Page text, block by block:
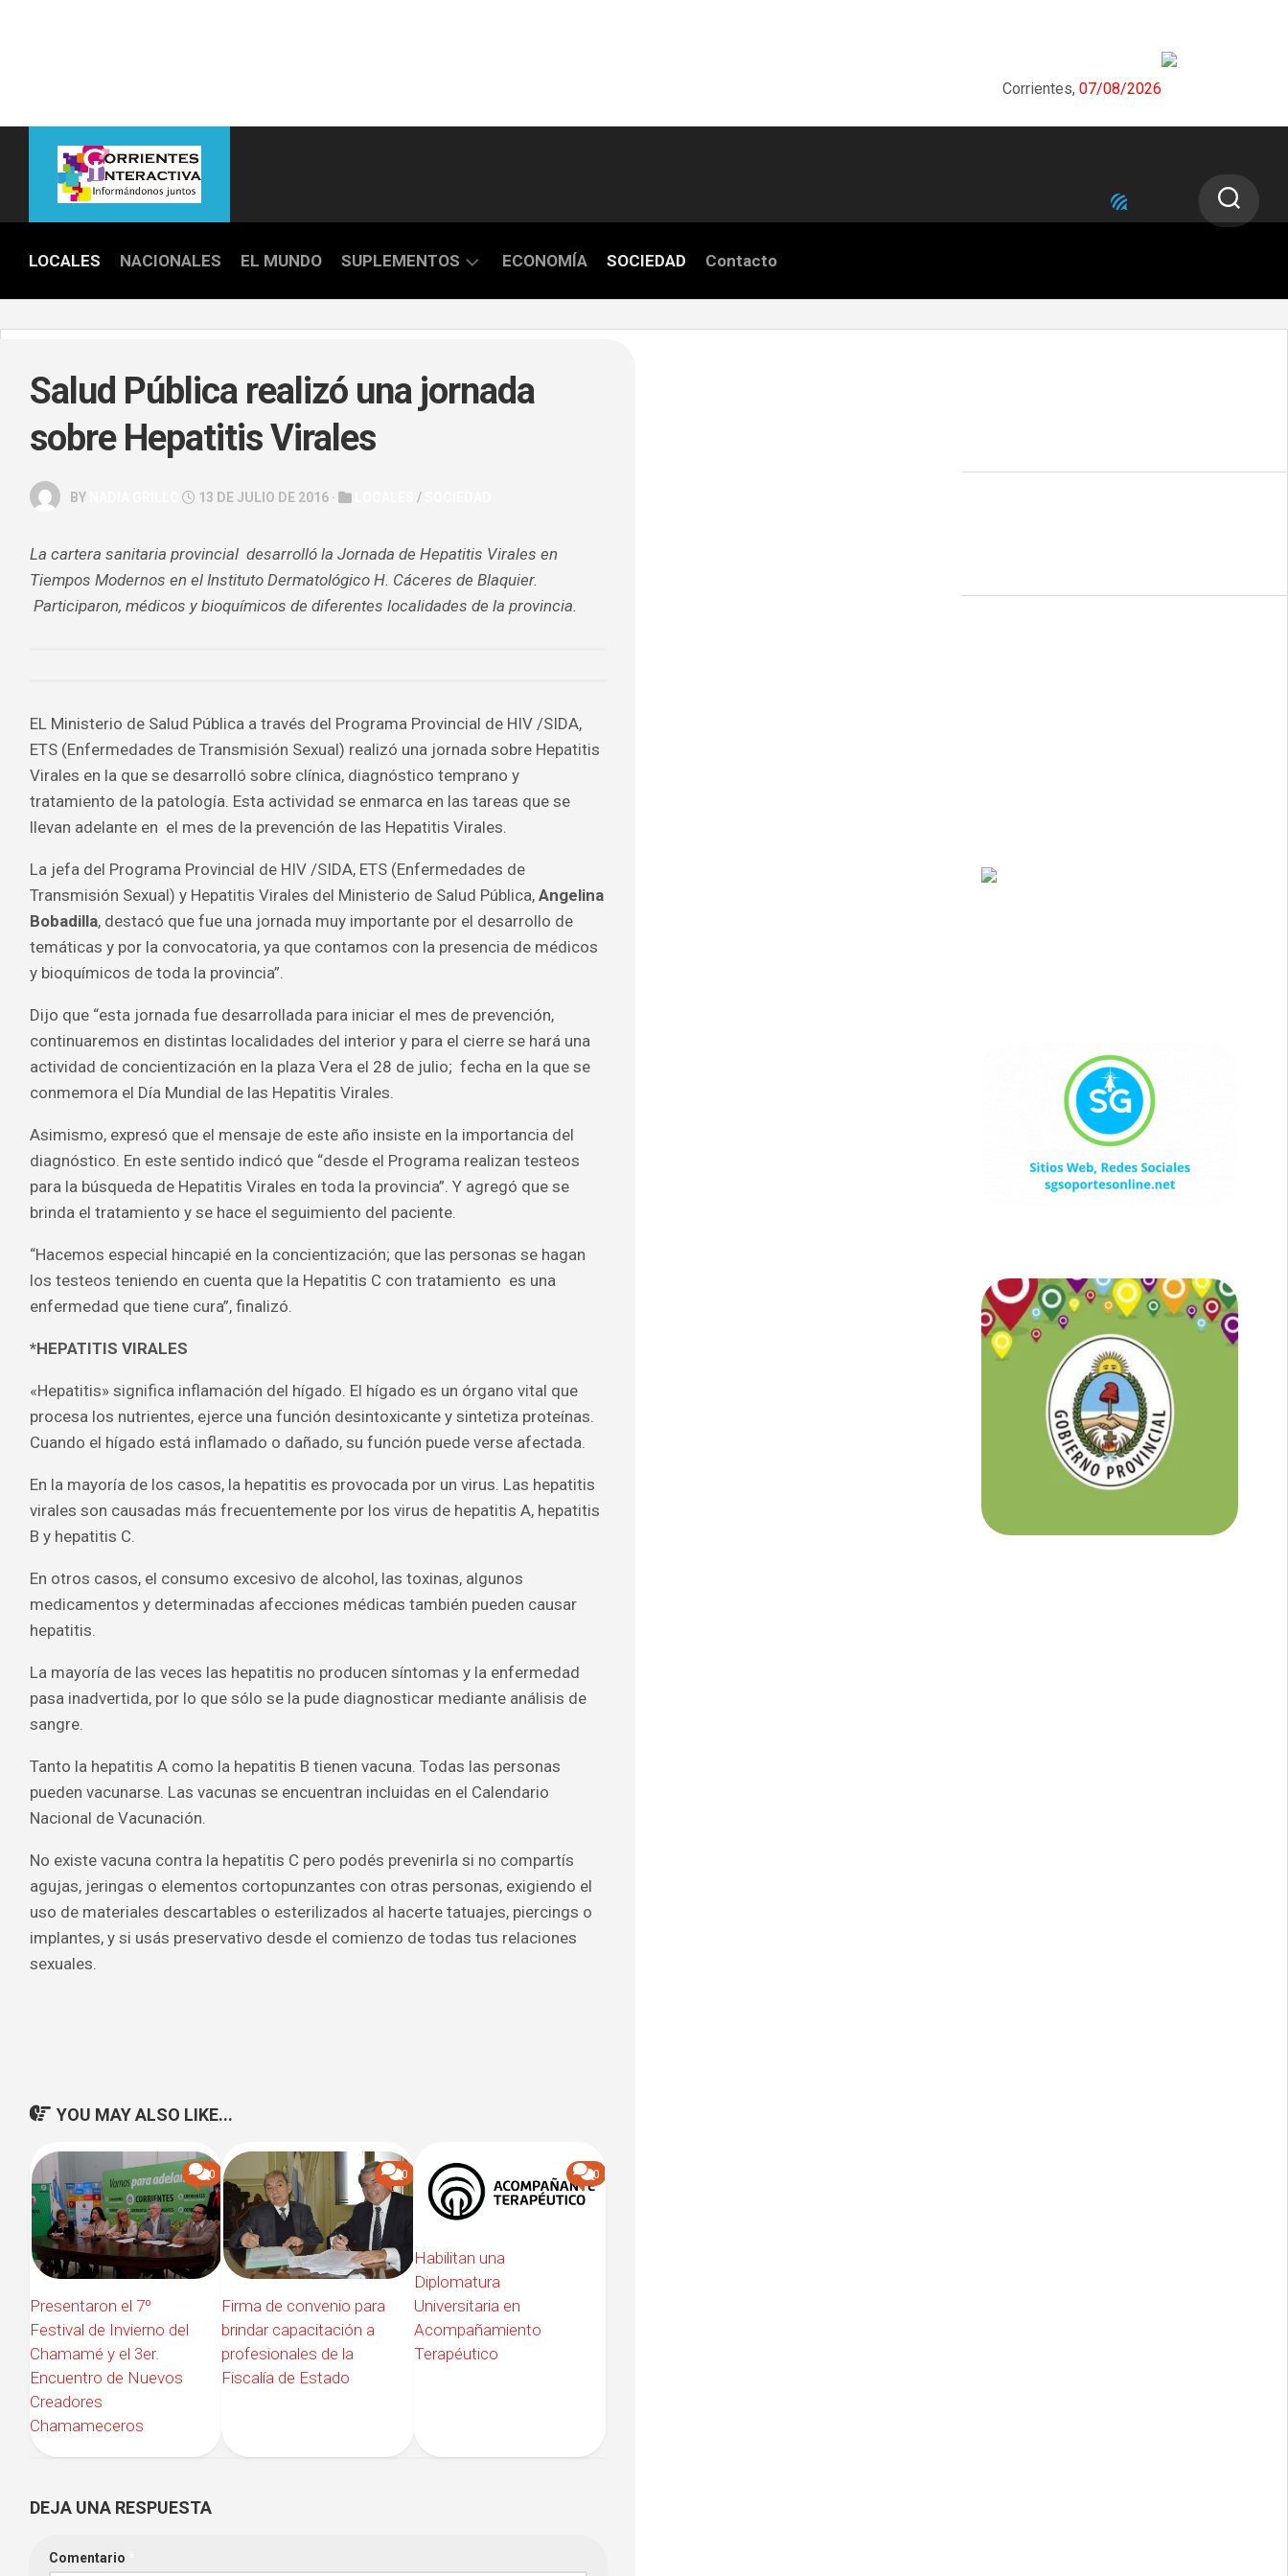
Corrientes, 07/08/2026
LOCALES NACIONALES EL MUNDO SUPLEMENTOS
DEPORTES
GALERÍA
HOROSCOPO
SALUD
ECONOMÍA SOCIEDAD Contacto
Salud Pública realizó una jornada
sobre Hepatitis Virales
BY 13 DE JULIO DE 2016 · /
La cartera sanitaria provincial desarrolló la Jornada de Hepatitis Virales en
Tiempos Modernos en el Instituto Dermatológico H. Cáceres de Blaquier.
Participaron, médicos y bioquímicos de diferentes localidades de la provincia.
EL Ministerio de Salud Pública a través del Programa Provincial de HIV /SIDA,
ETS (Enfermedades de Transmisión Sexual) realizó una jornada sobre Hepatitis
Virales en la que se desarrolló sobre clínica, diagnóstico temprano y
tratamiento de la patología. Esta actividad se enmarca en las tareas que se
llevan adelante en el mes de la prevención de las Hepatitis Virales.
La jefa del Programa Provincial de HIV /SIDA, ETS (Enfermedades de
Transmisión Sexual) y Hepatitis Virales del Ministerio de Salud Pública, Angelina
Bobadilla, destacó que fue una jornada muy importante por el desarrollo de
temáticas y por la convocatoria, ya que contamos con la presencia de médicos
y bioquímicos de toda la provincia”.
Dijo que “esta jornada fue desarrollada para iniciar el mes de prevención,
continuaremos en distintas localidades del interior y para el cierre se hará una
actividad de concientización en la plaza Vera el 28 de julio; fecha en la que se
conmemora el Día Mundial de las Hepatitis Virales.
Asimismo, expresó que el mensaje de este año insiste en la importancia del
diagnóstico. En este sentido indicó que “desde el Programa realizan testeos
para la búsqueda de Hepatitis Virales en toda la provincia”. Y agregó que se
brinda el tratamiento y se hace el seguimiento del paciente.
“Hacemos especial hincapié en la concientización; que las personas se hagan
los testeos teniendo en cuenta que la Hepatitis C con tratamiento es una
enfermedad que tiene cura”, finalizó.
*HEPATITIS VIRALES
«Hepatitis» significa inflamación del hígado. El hígado es un órgano vital que
procesa los nutrientes, ejerce una función desintoxicante y sintetiza proteínas.
Cuando el hígado está inflamado o dañado, su función puede verse afectada.
En la mayoría de los casos, la hepatitis es provocada por un virus. Las hepatitis
virales son causadas más frecuentemente por los virus de hepatitis A, hepatitis
B y hepatitis C.
En otros casos, el consumo excesivo de alcohol, las toxinas, algunos
medicamentos y determinadas afecciones médicas también pueden causar
hepatitis.
La mayoría de las veces las hepatitis no producen síntomas y la enfermedad
pasa inadvertida, por lo que sólo se la pude diagnosticar mediante análisis de
sangre.
Tanto la hepatitis A como la hepatitis B tienen vacuna. Todas las personas
pueden vacunarse. Las vacunas se encuentran incluidas en el Calendario
Nacional de Vacunación.
No existe vacuna contra la hepatitis C pero podés prevenirla si no compartís
agujas, jeringas o elementos cortopunzantes con otras personas, exigiendo el
uso de materiales descartables o esterilizados al hacerte tatuajes, piercings o
implantes, y si usás preservativo desde el comienzo de todas tus relaciones
sexuales.
YOU MAY ALSO LIKE...
0
Presentaron el 7º
Festival de Invierno del
Chamamé y el 3er.
Encuentro de Nuevos
Creadores
Chamameceros
0
Firma de convenio para
brindar capacitación a
profesionales de la
Fiscalía de Estado
0
Habilitan una
Diplomatura
Universitaria en
Acompañamiento
Terapéutico
DEJA UNA RESPUESTA
Comentario